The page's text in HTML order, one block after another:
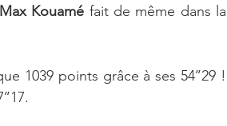
Kouamé fait de même dans la